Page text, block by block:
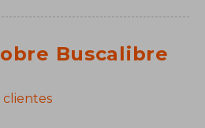
Buscalibre
clientes